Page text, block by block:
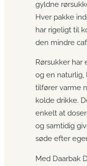
gyldne
Hver pakke
har rigeligt til
den mindre
Rørsukker har
og en naturlig,
tilfører varme
kolde drikke.
enkelt at
og samtidig
søde efter
Med Daarbak